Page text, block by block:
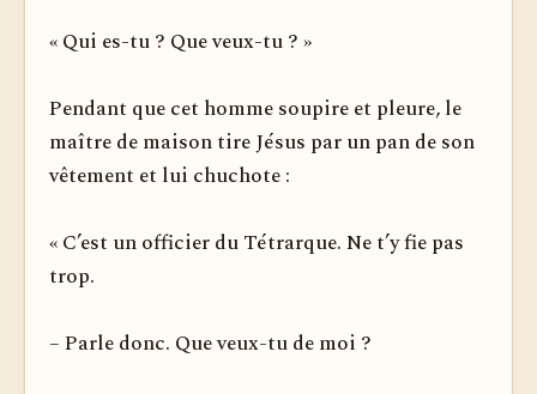
« Qui es-tu ? Que veux-tu ? »
Pendant que cet homme soupire et pleure, le
maître de maison tire Jésus par un pan de son
vêtement et lui chuchote :
« C’est un officier du Tétrarque. Ne t’y fie pas
trop.
– Parle donc. Que veux-tu de moi ?